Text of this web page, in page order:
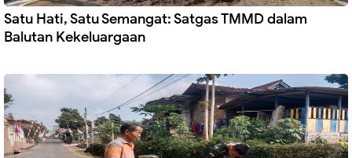
Satu Hati, Satu Semangat: Satgas TMMD dalam
Balutan Kekeluargaan